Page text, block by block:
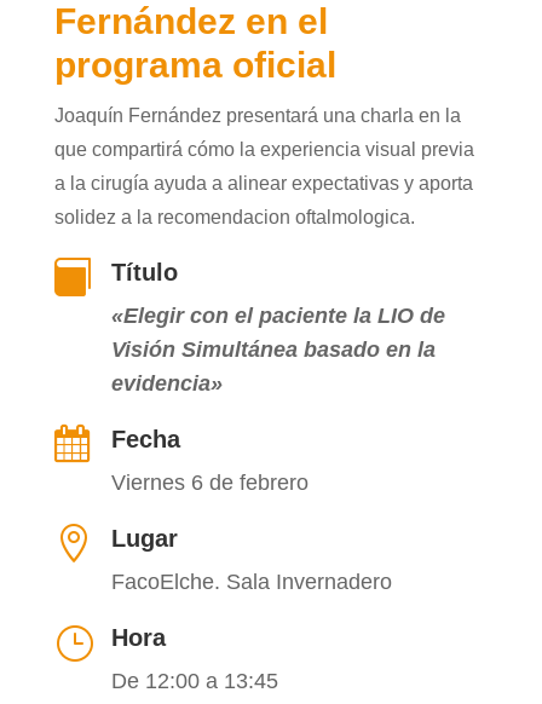
Fernández en el
programa oficial
Joaquín Fernández presentará una charla en la
que compartirá cómo la experiencia visual previa
a la cirugía ayuda a alinear expectativas y aporta
solidez a la recomendacion oftalmologica.
 Título
«Elegir con el paciente la LIO de
Visión Simultánea basado en la
evidencia»
 Fecha
Viernes 6 de febrero
 Lugar
FacoElche. Sala Invernadero
} Hora
De 12:00 a 13:45